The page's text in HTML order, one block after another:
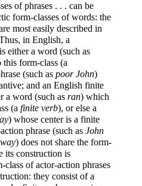
of phrases . . . can be
form-classes of words: the
most easily described in
in English, a
either a word (such as
form-class (a
(such as poor John)
and an English finite
a word (such as ran) which
(a finite verb), or else a
) whose center is a finite
phrase (such as John
) does not share the form-
its construction is
of actor-action phrases
they consist of a